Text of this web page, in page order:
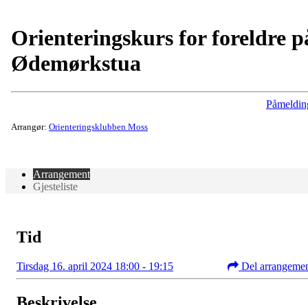
Orienteringskurs for foreldre
Ødemørkstua
Arrangør: Orienteringsklubben Moss
Arrangement
Gjesteliste
Tid
Tirsdag 16. april 2024 18:00 - 19:15 Del